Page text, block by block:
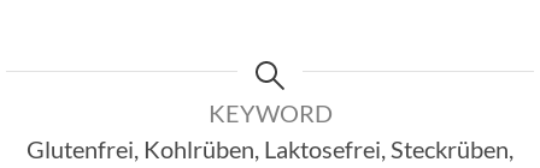
KEYWORD
Glutenfrei, Kohlrüben, Laktosefrei, Steckrüben,